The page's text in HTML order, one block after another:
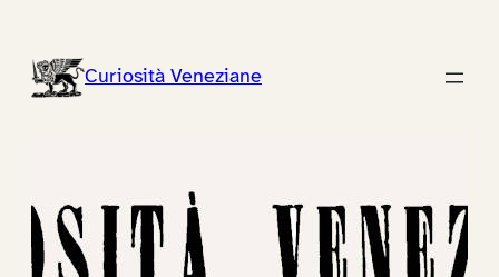
contenutoCuriosità Veneziane